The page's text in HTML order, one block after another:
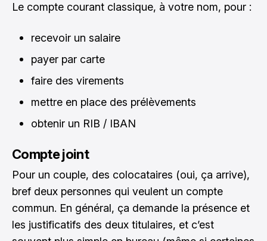
Le compte courant classique, à votre nom, pour :
recevoir un salaire
payer par carte
faire des virements
mettre en place des prélèvements
obtenir un RIB / IBAN
Compte joint
Pour un couple, des colocataires (oui, ça arrive),
bref deux personnes qui veulent un compte
commun. En général, ça demande la présence et
les justificatifs des deux titulaires, et c’est